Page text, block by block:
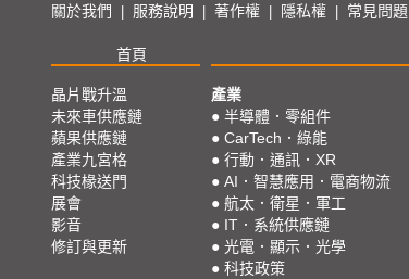
關於我們 服務說明 著作權 隱私權 常見問題
首頁
晶片戰升溫
未來車供應鏈
蘋果供應鏈
產業九宮格
科技椽送門
展會
影音
修訂與更新
產業
● 半導體．零組件
● CarTech．綠能
● 行動．通訊．XR
● AI．智慧應用．電商物流
● 航太．衛星．軍工
● IT．系統供應鏈
● 光電．顯示．光學
● 科技政策